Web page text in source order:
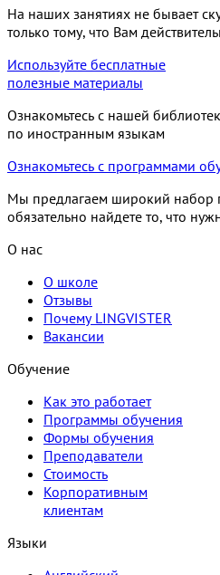
На наших занятиях не бывает
только тому, что Вам
Используйте бесплатные
полезные материалы
Ознакомьтесь с нашей
по иностранным языкам
Ознакомьтесь с программами
Мы предлагаем широкий набор
обязательно найдете то, что
О нас
О школе
Отзывы
Почему LINGVISTER
Вакансии
Обучение
Как это работает
Программы обучения
Формы обучения
Преподаватели
Стоимость
Корпоративным
клиентам
Языки